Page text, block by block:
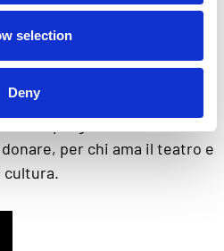
selection
Deny
UNO
in programma: un’idea
per chi ama il teatro e
cultura.